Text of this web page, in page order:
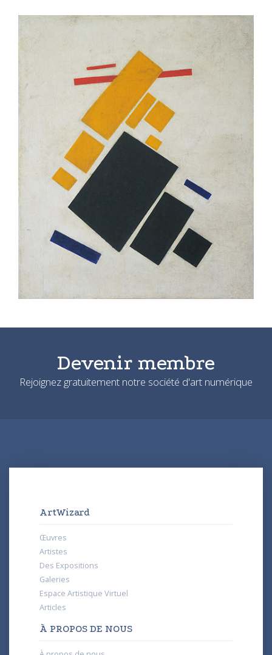
Devenir membre
Rejoignez gratuitement notre société d'art numérique
ArtWizard
Œuvres
Artistes
Des Expositions
Galeries
Espace Artistique Virtuel
Articles
À PROPOS DE NOUS